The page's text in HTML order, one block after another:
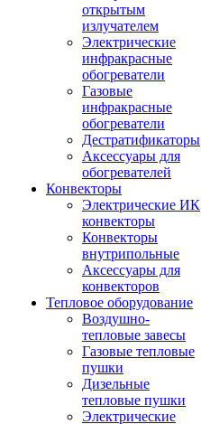
открытым
излучателем
Электрические
инфракрасные
обогреватели
Газовые
инфракрасные
обогреватели
Дестратификаторы
Аксессуары для
обогревателей
Конвекторы
Электрические ИК
конвекторы
Конвекторы
внутрипольные
Аксессуары для
конвекторов
Тепловое оборудование
Воздушно-
тепловые завесы
Газовые тепловые
пушки
Дизельные
тепловые пушки
Электрические